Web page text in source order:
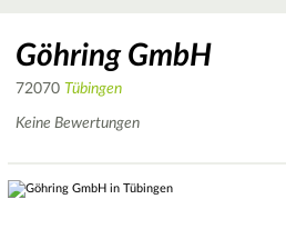
Göhring GmbH
72070 Tübingen
Keine Bewertungen